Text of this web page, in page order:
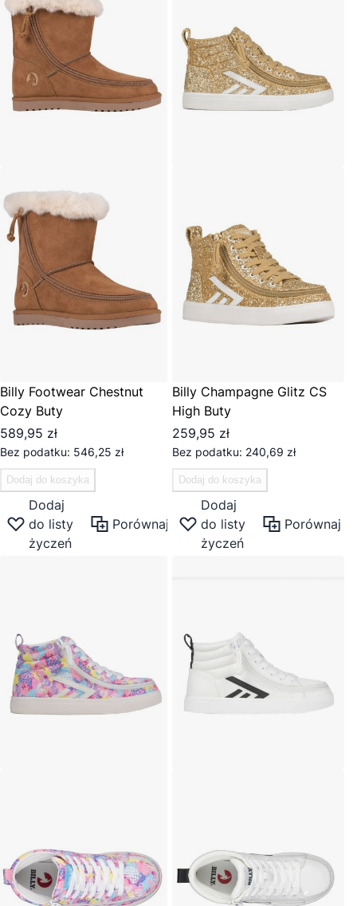
Billy Footwear Chestnut
Cozy Buty
589,95 zł
546,25 zł
Dodaj do koszyka
Dodaj
do listy
życzeń
Porównaj
Billy Champagne Glitz CS
High Buty
259,95 zł
240,69 zł
Dodaj do koszyka
Dodaj
do listy
życzeń
Porównaj